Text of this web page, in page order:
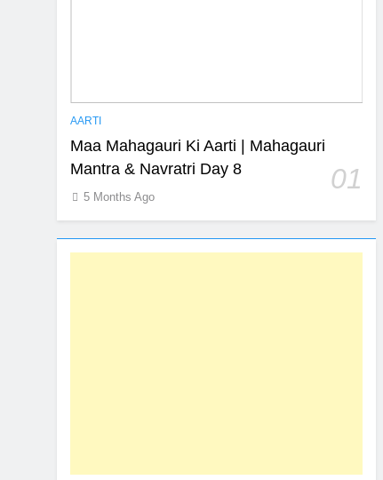
AARTI
Maa Mahagauri Ki Aarti | Mahagauri
Mantra & Navratri Day 8
01
5 Months Ago